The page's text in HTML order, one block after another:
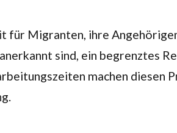
Migranten, ihre
sind, ein begrenztes
machen diesen